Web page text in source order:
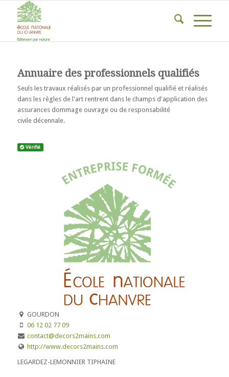
Annuaire des professionnels qualifiés
Seuls les travaux réalisés par un professionnel qualifié et réalisés
dans les règles de l'art rentrent dans le champs d'application des
assurances dommage ouvrage ou de responsabilité
civile décennale.
Vérifié
GOURDON
06 12 02 77 09
contact@decors2mains.com
http://www.decors2mains.com
LEGARDEZ-LEMONNIER TIPHAINE